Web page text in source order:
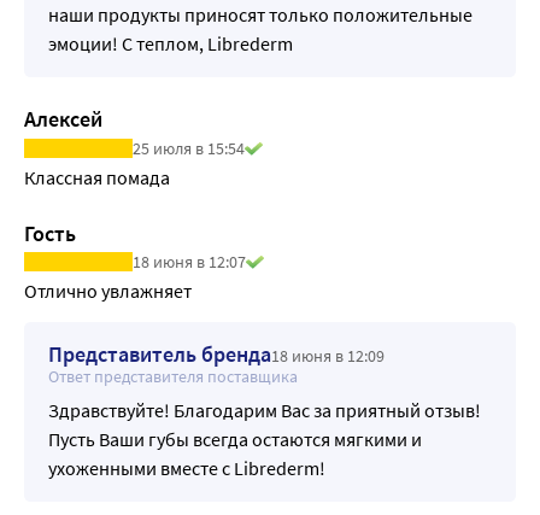
наши продукты приносят только положительные
эмоции! С теплом, Librederm
Алексей
25 июля в 15:54
Классная помада
Гость
18 июня в 12:07
Отлично увлажняет
Представитель бренда18 июня в 12:09
Ответ представителя поставщика
Здравствуйте! Благодарим Вас за приятный отзыв!
Пусть Ваши губы всегда остаются мягкими и
ухоженными вместе с Librederm!